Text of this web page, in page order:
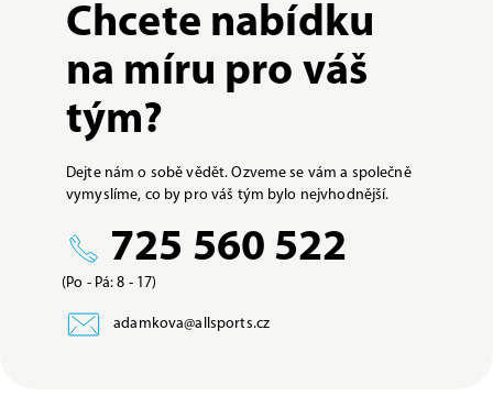
Chcete nabídku
na míru pro váš
tým?
Dejte nám o sobě vědět. Ozveme se vám a společně
vymyslíme, co by pro váš tým bylo nejvhodnější.
725 560 522
(Po - Pá: 8 - 17)
adamkova@allsports.cz